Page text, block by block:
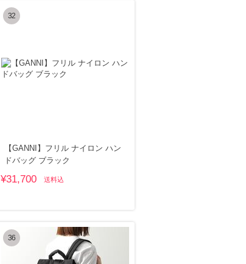
32
【GANNI】フリル ナイロン ハン
ドバッグ ブラック
¥31,700 送料込
36